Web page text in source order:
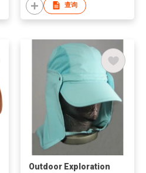
查询
Outdoor Exploration